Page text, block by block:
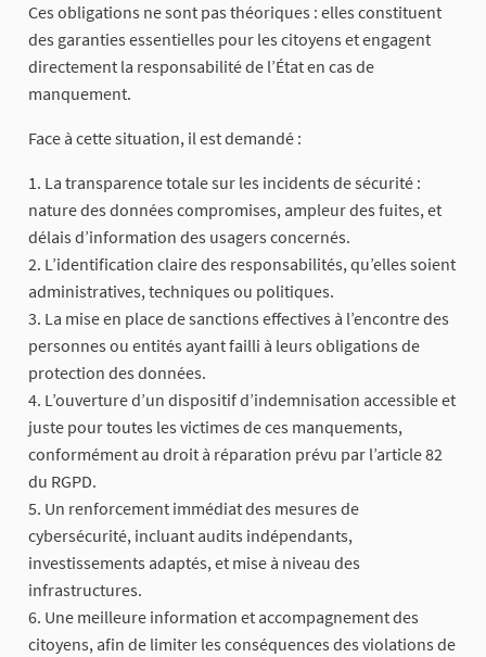
Ces obligations ne sont pas théoriques : elles constituent
des garanties essentielles pour les citoyens et engagent
directement la responsabilité de l’État en cas de
manquement.
Face à cette situation, il est demandé :
1. La transparence totale sur les incidents de sécurité :
nature des données compromises, ampleur des fuites, et
délais d’information des usagers concernés.
2. L’identification claire des responsabilités, qu’elles soient
administratives, techniques ou politiques.
3. La mise en place de sanctions effectives à l’encontre des
personnes ou entités ayant failli à leurs obligations de
protection des données.
4. L’ouverture d’un dispositif d’indemnisation accessible et
juste pour toutes les victimes de ces manquements,
conformément au droit à réparation prévu par l’article 82
du RGPD.
5. Un renforcement immédiat des mesures de
cybersécurité, incluant audits indépendants,
investissements adaptés, et mise à niveau des
infrastructures.
6. Une meilleure information et accompagnement des
citoyens, afin de limiter les conséquences des violations de